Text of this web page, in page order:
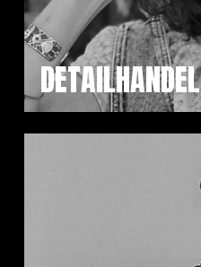
DETAILHANDEL